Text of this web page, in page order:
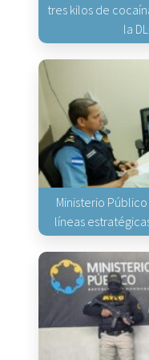
tres kilos de
la
Ministerio
líneas